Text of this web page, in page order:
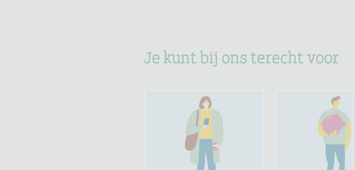
Je kunt bij ons terecht voor